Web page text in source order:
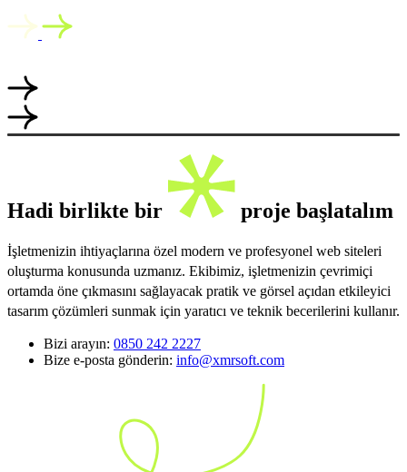
Hadi birlikte bir proje başlatalım
İşletmenizin ihtiyaçlarına özel modern ve profesyonel web siteleri
oluşturma konusunda uzmanız. Ekibimiz, işletmenizin çevrimiçi
ortamda öne çıkmasını sağlayacak pratik ve görsel açıdan etkileyici
tasarım çözümleri sunmak için yaratıcı ve teknik becerilerini kullanır.
Bizi arayın: 0850 242 2227
Bize e-posta gönderin: info@xmrsoft.com